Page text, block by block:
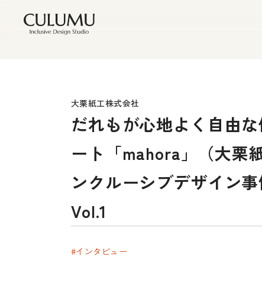
だれもが心地よく自由
ート「mahora」（大栗
ンクルーシブデザイン
Vol.1
大栗紙工株式会社
#インタビュー